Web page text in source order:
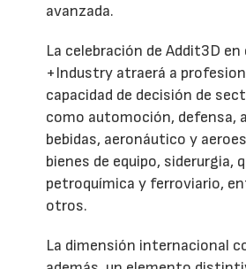
avanzada.
La celebración de Addit3D en
+Industry atraerá a
capacidad de decisión de
como automoción, defensa,
bebidas, aeronáutico y
bienes de equipo, siderurgia,
petroquímica y ferroviario,
otros.
La dimensión internacional